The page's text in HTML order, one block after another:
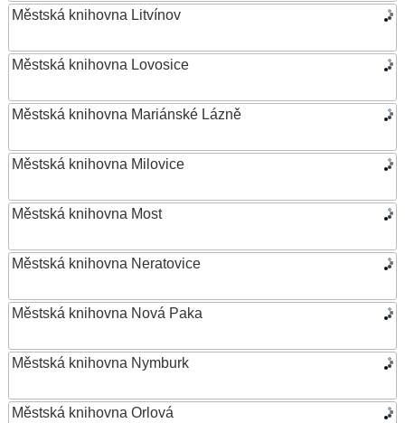
Městská knihovna Litvínov
Městská knihovna Lovosice
Městská knihovna Mariánské Lázně
Městská knihovna Milovice
Městská knihovna Most
Městská knihovna Neratovice
Městská knihovna Nová Paka
Městská knihovna Nymburk
Městská knihovna Orlová